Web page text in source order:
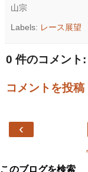
山宗
Labels: レース展望
0 件のコメント:
コメントを投稿
‹
このブログを検索